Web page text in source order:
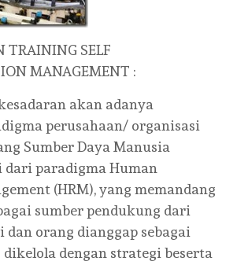
TRAINING SELF
MANAGEMENT :
akan adanya
perusahaan/ organisasi
Sumber Daya Manusia
dari paradigma Human
(HRM), yang memandang
sumber pendukung dari
dan orang dianggap sebagai
dengan strategi beserta